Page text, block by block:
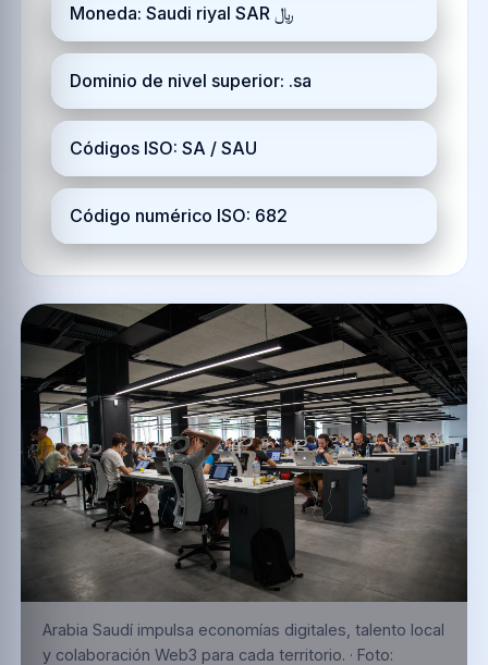
Moneda: Saudi riyal SAR ﷼
Dominio de nivel superior: .sa
Códigos ISO: SA / SAU
Código numérico ISO: 682
Arabia Saudí impulsa economías digitales, talento local
y colaboración Web3 para cada territorio. · Foto: